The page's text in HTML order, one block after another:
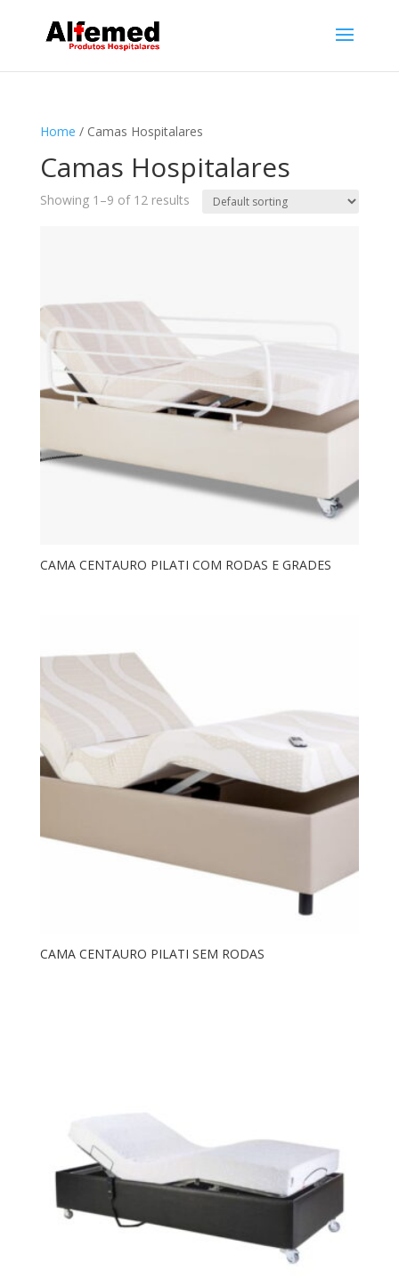
Home / Camas Hospitalares
Camas Hospitalares
Showing 1–9 of 12 results
CAMA CENTAURO PILATI COM RODAS E GRADES
CAMA CENTAURO PILATI SEM RODAS